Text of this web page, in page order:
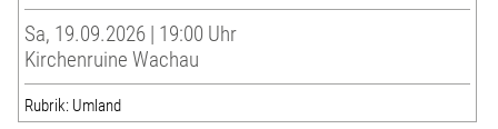
Sa, 19.09.2026 | 19:00 Uhr
Kirchenruine Wachau
Rubrik: Umland